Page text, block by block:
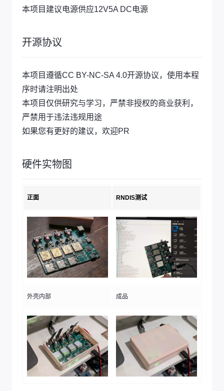
本项目建议电源供应12V5A DC电源
开源协议
本项目遵循CC BY-NC-SA 4.0开源协议，使用本程
序时请注明出处
本项目仅供研究与学习，严禁非授权的商业获利，
严禁用于违法违规用途
如果您有更好的建议，欢迎PR
硬件实物图
正面 RNDIS测试
外壳内部 成品